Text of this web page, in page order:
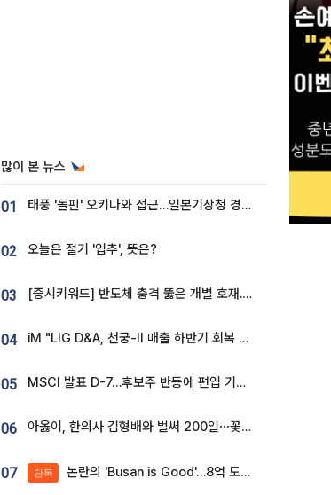
많이 본 뉴스
01 태풍 '돌핀' 오키나와 접근…일본기상청 경로 업데이트
02 오늘은 절기 '입추', 뜻은?
03 [증시키워드] 반도체 충격 뚫은 개별 호재...포스코퓨처엠·에코프로·한화솔루션 '눈길'
04 iM "LIG D&A, 천궁-II 매출 하반기 회복 전망…방산 톱픽 유지"
05 MSCI 발표 D-7…후보주 반등에 편입 기대 재점화
06 아옳이, 한의사 김형배와 벌써 200일⋯꽃다발 들고 "프러포즈 아냐"
07 단독 논란의 'Busan is Good'…8억 도시브랜드, 용산 대통령실 CI 업체가 수행